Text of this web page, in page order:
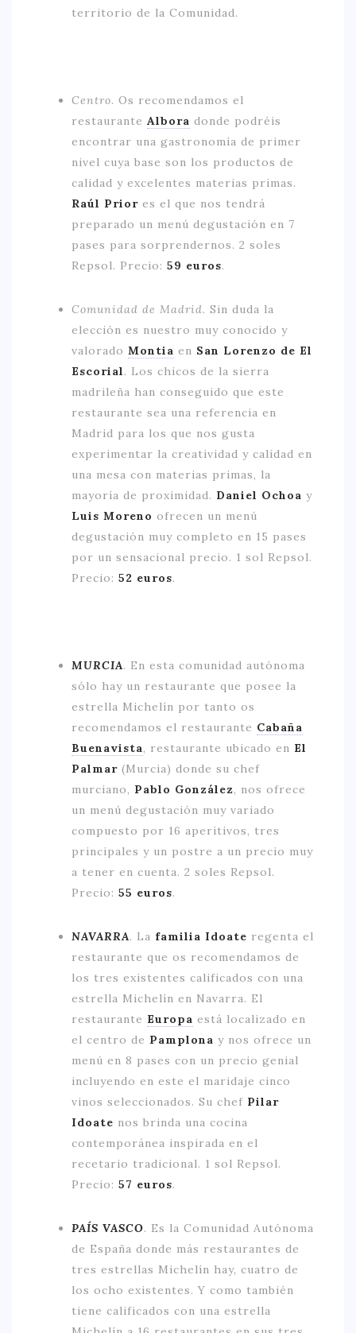
territorio de la Comunidad.
Centro. Os recomendamos el
restaurante Albora donde podréis
encontrar una gastronomía de primer
nivel cuya base son los productos de
calidad y excelentes materias primas.
Raúl Prior es el que nos tendrá
preparado un menú degustación en 7
pases para sorprendernos. 2 soles
Repsol. Precio: 59 euros.
Comunidad de Madrid. Sin duda la
elección es nuestro muy conocido y
valorado Montia en San Lorenzo de El
Escorial. Los chicos de la sierra
madrileña han conseguido que este
restaurante sea una referencia en
Madrid para los que nos gusta
experimentar la creatividad y calidad en
una mesa con materias primas, la
mayoría de proximidad. Daniel Ochoa y
Luis Moreno ofrecen un menú
degustación muy completo en 15 pases
por un sensacional precio. 1 sol Repsol.
Precio: 52 euros.
MURCIA. En esta comunidad autónoma
sólo hay un restaurante que posee la
estrella Michelín por tanto os
recomendamos el restaurante Cabaña
Buenavista, restaurante ubicado en El
Palmar (Murcia) donde su chef
murciano, Pablo González, nos ofrece
un menú degustación muy variado
compuesto por 16 aperitivos, tres
principales y un postre a un precio muy
a tener en cuenta. 2 soles Repsol.
Precio: 55 euros.
NAVARRA. La familia Idoate regenta el
restaurante que os recomendamos de
los tres existentes calificados con una
estrella Michelín en Navarra. El
restaurante Europa está localizado en
el centro de Pamplona y nos ofrece un
menú en 8 pases con un precio genial
incluyendo en este el maridaje cinco
vinos seleccionados. Su chef Pilar
Idoate nos brinda una cocina
contemporánea inspirada en el
recetario tradicional. 1 sol Repsol.
Precio: 57 euros.
PAÍS VASCO. Es la Comunidad Autónoma
de España donde más restaurantes de
tres estrellas Michelín hay, cuatro de
los ocho existentes. Y como también
tiene calificados con una estrella